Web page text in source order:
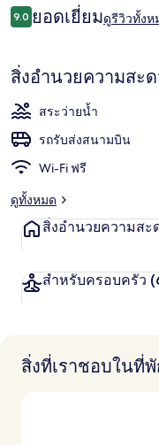
รีวิว
9.09.0 จาก 10
ยอดเยี่ยมดูรีวิวทั้งห
สิ่งอำนวยความสะ
สระว่ายน้ำ
รถรับส่งสนามบิน
Wi-Fi ฟรี
ดูทั้งหมด
สิ่งอำนวยความสะ
สำหรับครอบครัว
สิ่งที่เราชอบในที่